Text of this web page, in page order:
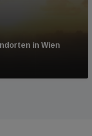
in Wien